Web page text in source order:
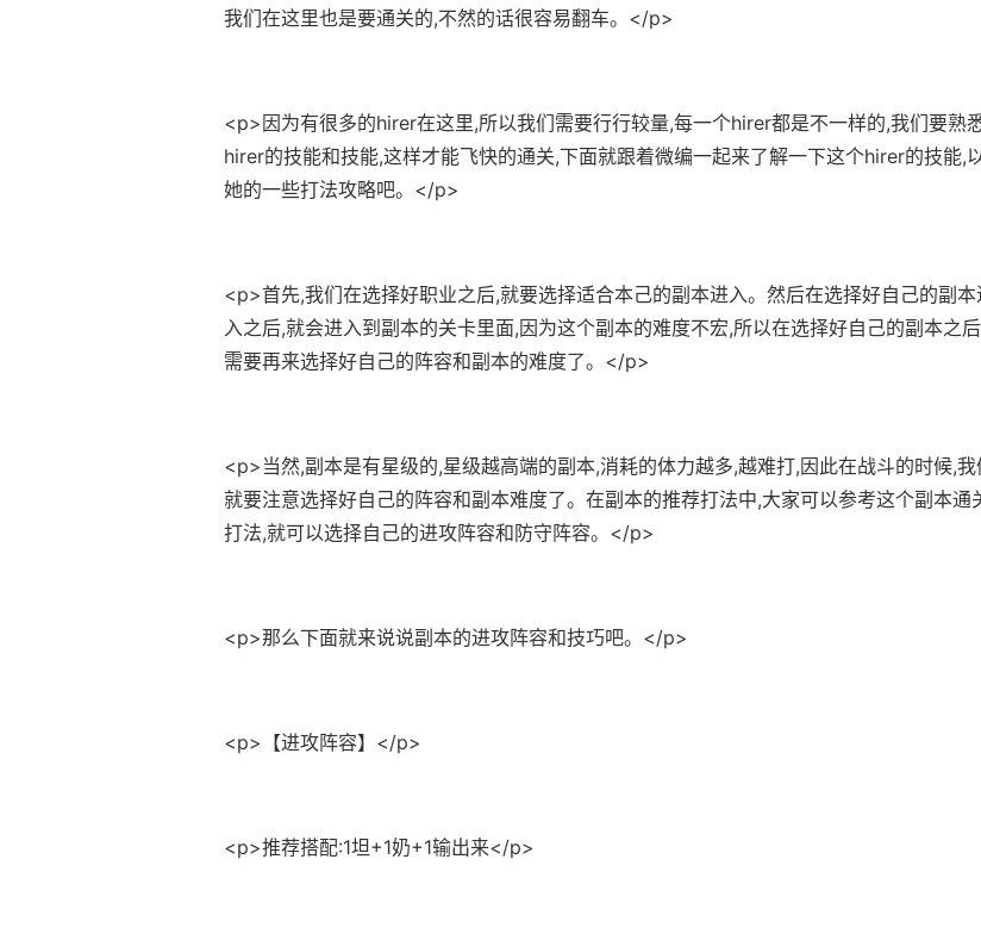
我们在这里也是要通关的,不然的话很容易翻车。</p>
<p>因为有很多的hirer在这里,所以我们需要行行较量,每一个hirer都是不一样的,我们要熟
hirer的技能和技能,这样才能飞快的通关,下面就跟着微编一起来了解一下这个hirer的技能,
她的一些打法攻略吧。</p>
<p>首先,我们在选择好职业之后,就要选择适合本己的副本进入。然后在选择好自己的副本
入之后,就会进入到副本的关卡里面,因为这个副本的难度不宏,所以在选择好自己的副本之
需要再来选择好自己的阵容和副本的难度了。</p>
<p>当然,副本是有星级的,星级越高端的副本,消耗的体力越多,越难打,因此在战斗的时候,我
就要注意选择好自己的阵容和副本难度了。在副本的推荐打法中,大家可以参考这个副本通
打法,就可以选择自己的进攻阵容和防守阵容。</p>
<p>那么下面就来说说副本的进攻阵容和技巧吧。</p>
<p>【进攻阵容】</p>
<p>推荐搭配:1坦+1奶+1输出来</p>